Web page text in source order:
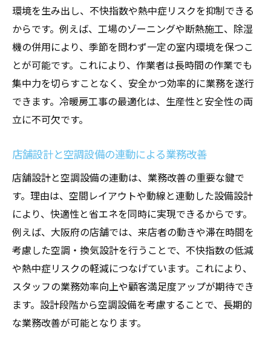
環境を生み出し、不快指数や熱中症リスクを抑制できる
からです。例えば、工場のゾーニングや断熱施工、除湿
機の併用により、季節を問わず一定の室内環境を保つこ
とが可能です。これにより、作業者は長時間の作業でも
集中力を切らすことなく、安全かつ効率的に業務を遂行
できます。冷暖房工事の最適化は、生産性と安全性の両
立に不可欠です。
店舗設計と空調設備の連動による業務改善
店舗設計と空調設備の連動は、業務改善の重要な鍵で
す。理由は、空間レイアウトや動線と連動した設備設計
により、快適性と省エネを同時に実現できるからです。
例えば、大阪府の店舗では、来店者の動きや滞在時間を
考慮した空調・換気設計を行うことで、不快指数の低減
や熱中症リスクの軽減につなげています。これにより、
スタッフの業務効率向上や顧客満足度アップが期待でき
ます。設計段階から空調設備を考慮することで、長期的
な業務改善が可能となります。